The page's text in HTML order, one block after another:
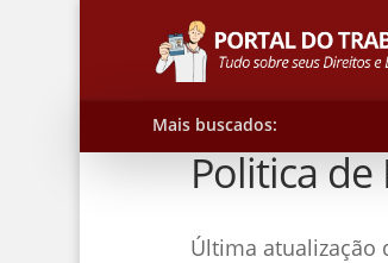
Mais buscados:
Politica de
Última atualização